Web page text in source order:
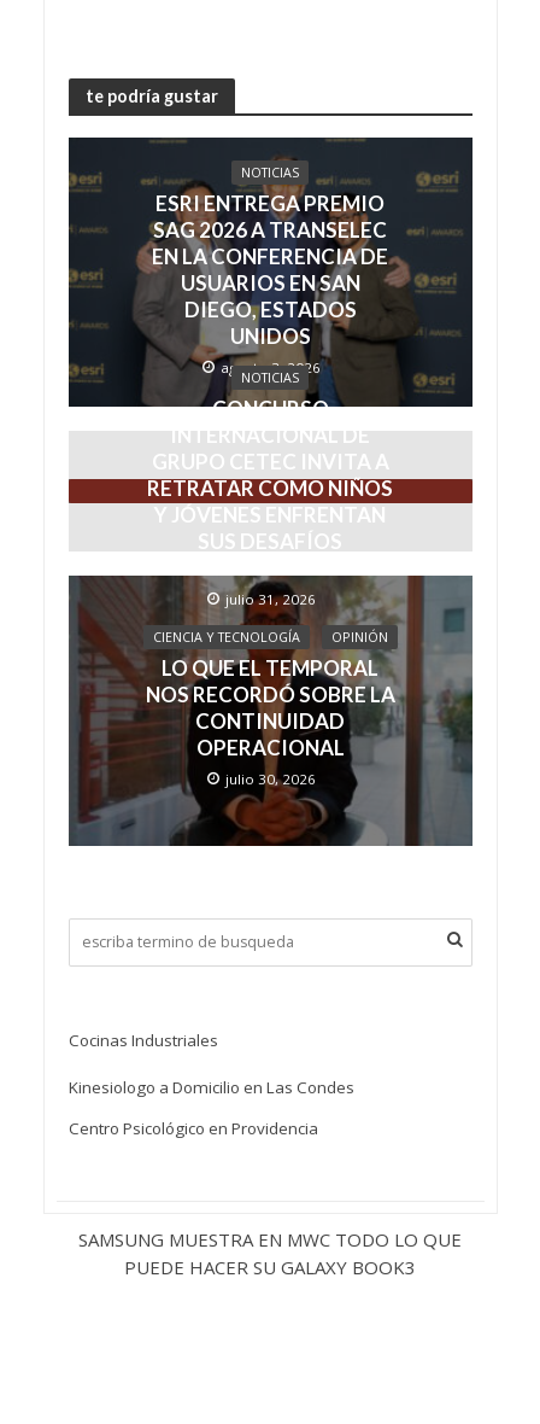
te podría gustar
NOTICIAS
ESRI ENTREGA PREMIO
SAG 2026 A TRANSELEC
EN LA CONFERENCIA DE
USUARIOS EN SAN
DIEGO, ESTADOS
UNIDOS
agosto 3, 2026
NOTICIAS
CONCURSO
INTERNACIONAL DE
GRUPO CETEC INVITA A
RETRATAR COMO NIÑOS
Y JÓVENES ENFRENTAN
SUS DESAFÍOS
julio 31, 2026
CIENCIA Y TECNOLOGÍA OPINIÓN
LO QUE EL TEMPORAL
NOS RECORDÓ SOBRE LA
CONTINUIDAD
OPERACIONAL
julio 30, 2026
Cocinas Industriales
Kinesiologo a Domicilio en Las Condes
Centro Psicológico en Providencia
SAMSUNG MUESTRA EN MWC TODO LO QUE
PUEDE HACER SU GALAXY BOOK3